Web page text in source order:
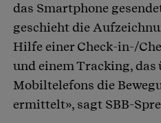
das Smartphone
geschieht die
Hilfe einer Check-in-/
und einem Tracking, das
Mobiltelefons die
ermittelt», sagt SBB-